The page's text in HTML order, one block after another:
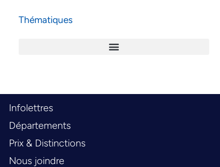
Thématiques
Infolettres
Départements
Prix & Distinctions
Nous joindre